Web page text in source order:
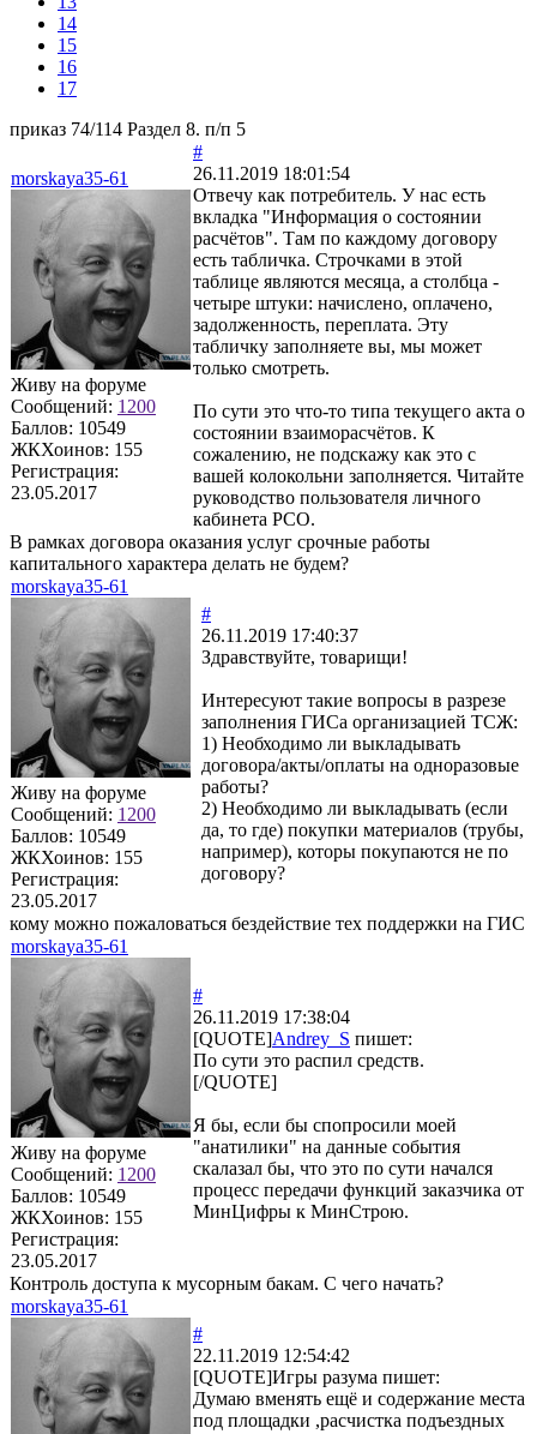
14
15
16
17
приказ 74/114 Раздел 8. п/п 5
morskaya35-61
Живу на форуме
Сообщений: 1200
Баллов: 10549
ЖКХоинов: 155
Регистрация:
23.05.2017
#
26.11.2019 18:01:54
Отвечу как потребитель. У нас есть
вкладка "Информация о состоянии
расчётов". Там по каждому договору
есть табличка. Строчками в этой
таблице являются месяца, а столбца -
четыре штуки: начислено, оплачено,
задолженность, переплата. Эту
табличку заполняете вы, мы может
только смотреть.
По сути это что-то типа текущего акта о
состоянии взаиморасчётов. К
сожалению, не подскажу как это с
вашей колокольни заполняется. Читайте
руководство пользователя личного
кабинета РСО.
В рамках договора оказания услуг срочные работы
капитального характера делать не будем?
morskaya35-61
Живу на форуме
Сообщений: 1200
Баллов: 10549
ЖКХоинов: 155
Регистрация:
23.05.2017
#
26.11.2019 17:40:37
Здравствуйте, товарищи!
Интересуют такие вопросы в разрезе
заполнения ГИСа организацией ТСЖ:
1) Необходимо ли выкладывать
договора/акты/оплаты на одноразовые
работы?
2) Необходимо ли выкладывать (если
да, то где) покупки материалов (трубы,
например), которы покупаются не по
договору?
кому можно пожаловаться бездействие тех поддержки на ГИС
morskaya35-61
Живу на форуме
Сообщений: 1200
Баллов: 10549
ЖКХоинов: 155
Регистрация:
23.05.2017
#
26.11.2019 17:38:04
[QUOTE]Andrey_S пишет:
По сути это распил средств.
[/QUOTE]
Я бы, если бы спопросили моей
"анатилики" на данные события
скалазал бы, что это по сути начался
процесс передачи функций заказчика от
МинЦифры к МинСтрою.
Контроль доступа к мусорным бакам. С чего начать?
morskaya35-61
#
22.11.2019 12:54:42
[QUOTE]Игры разума пишет:
Думаю вменять ещё и содержание места
под площадки ,расчистка подъездных